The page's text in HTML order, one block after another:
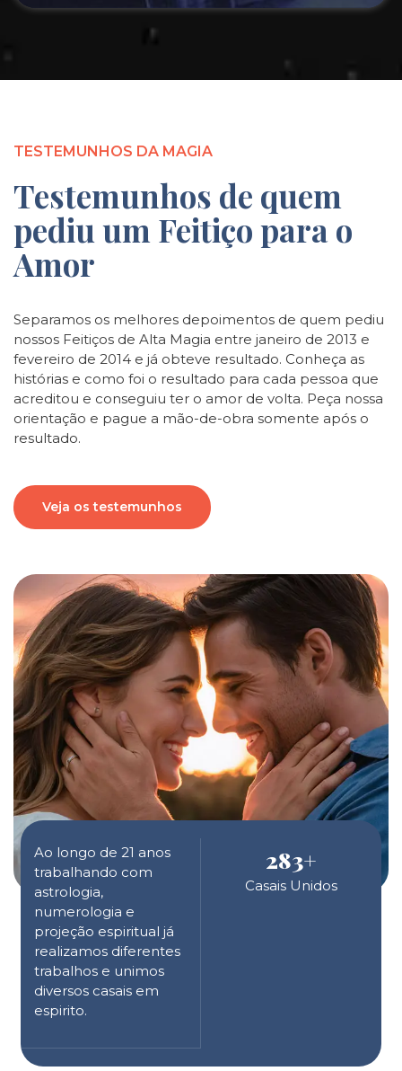
Ao longo de 21 anos
trabalhando com
astrologia,
numerologia e
projeção espiritual já
realizamos diferentes
trabalhos e unimos
diversos casais em
espirito.
283+
Casais Unidos
TESTEMUNHOS DA MAGIA
Testemunhos de quem
pediu um Feitiço para o
Amor
Separamos os melhores depoimentos de quem pediu
nossos Feitiços de Alta Magia entre janeiro de 2013 e
fevereiro de 2014 e já obteve resultado. Conheça as
histórias e como foi o resultado para cada pessoa que
acreditou e conseguiu ter o amor de volta. Peça nossa
orientação e pague a mão-de-obra somente após o
resultado.
Veja os testemunhos